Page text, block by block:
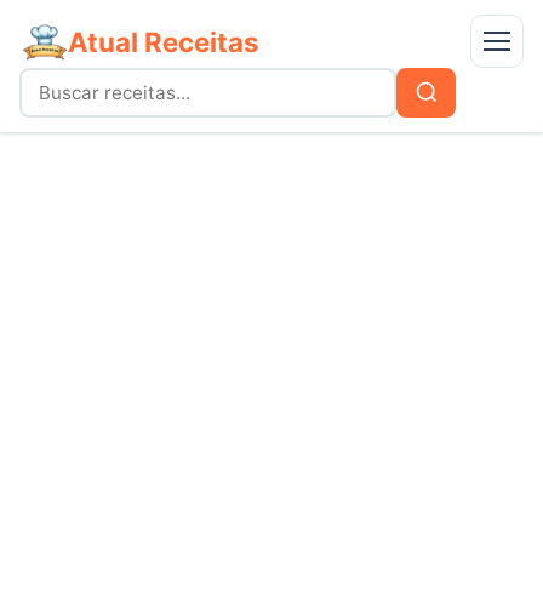
Atual Receitas Menu
Buscar
por:
Buscar